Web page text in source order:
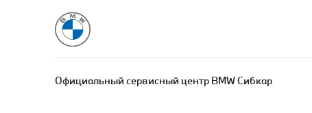
Официальный сервисный центр BMW Сибкар